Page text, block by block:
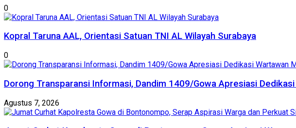
0
Kopral Taruna AAL, Orientasi Satuan TNI AL Wilayah Surabaya
0
Dorong Transparansi Informasi, Dandim 1409/Gowa Apresiasi
Agustus 7, 2026